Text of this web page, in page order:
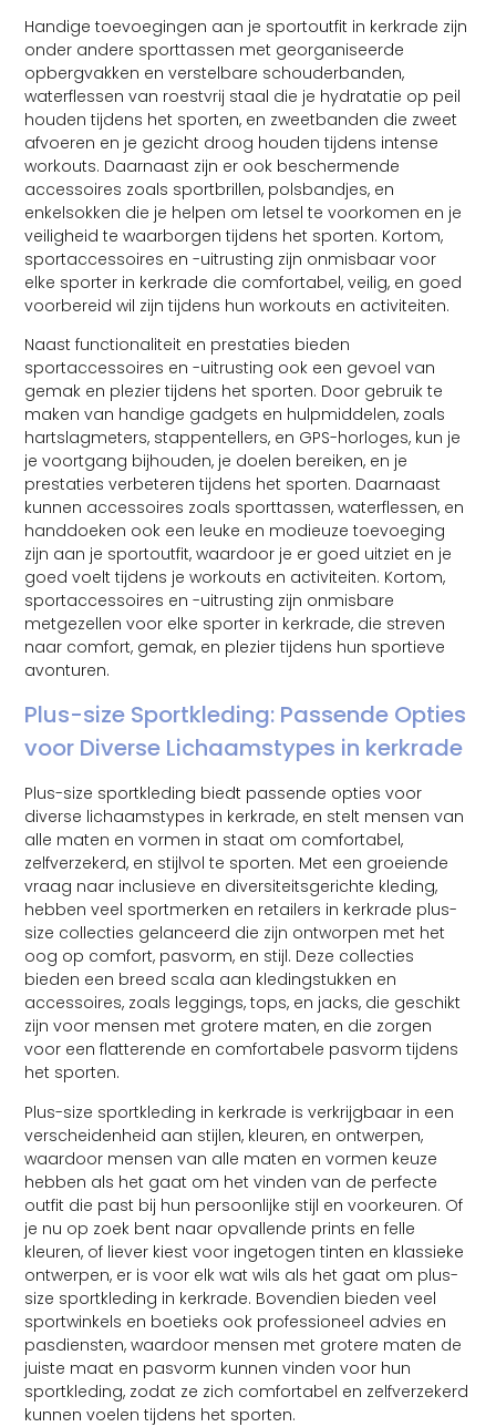
Handige toevoegingen aan je sportoutfit in kerkrade zijn
onder andere sporttassen met georganiseerde
opbergvakken en verstelbare schouderbanden,
waterflessen van roestvrij staal die je hydratatie op peil
houden tijdens het sporten, en zweetbanden die zweet
afvoeren en je gezicht droog houden tijdens intense
workouts. Daarnaast zijn er ook beschermende
accessoires zoals sportbrillen, polsbandjes, en
enkelsokken die je helpen om letsel te voorkomen en je
veiligheid te waarborgen tijdens het sporten. Kortom,
sportaccessoires en -uitrusting zijn onmisbaar voor
elke sporter in kerkrade die comfortabel, veilig, en goed
voorbereid wil zijn tijdens hun workouts en activiteiten.
Naast functionaliteit en prestaties bieden
sportaccessoires en -uitrusting ook een gevoel van
gemak en plezier tijdens het sporten. Door gebruik te
maken van handige gadgets en hulpmiddelen, zoals
hartslagmeters, stappentellers, en GPS-horloges, kun je
je voortgang bijhouden, je doelen bereiken, en je
prestaties verbeteren tijdens het sporten. Daarnaast
kunnen accessoires zoals sporttassen, waterflessen, en
handdoeken ook een leuke en modieuze toevoeging
zijn aan je sportoutfit, waardoor je er goed uitziet en je
goed voelt tijdens je workouts en activiteiten. Kortom,
sportaccessoires en -uitrusting zijn onmisbare
metgezellen voor elke sporter in kerkrade, die streven
naar comfort, gemak, en plezier tijdens hun sportieve
avonturen.
Plus-size Sportkleding: Passende Opties
voor Diverse Lichaamstypes in kerkrade
Plus-size sportkleding biedt passende opties voor
diverse lichaamstypes in kerkrade, en stelt mensen van
alle maten en vormen in staat om comfortabel,
zelfverzekerd, en stijlvol te sporten. Met een groeiende
vraag naar inclusieve en diversiteitsgerichte kleding,
hebben veel sportmerken en retailers in kerkrade plus-
size collecties gelanceerd die zijn ontworpen met het
oog op comfort, pasvorm, en stijl. Deze collecties
bieden een breed scala aan kledingstukken en
accessoires, zoals leggings, tops, en jacks, die geschikt
zijn voor mensen met grotere maten, en die zorgen
voor een flatterende en comfortabele pasvorm tijdens
het sporten.
Plus-size sportkleding in kerkrade is verkrijgbaar in een
verscheidenheid aan stijlen, kleuren, en ontwerpen,
waardoor mensen van alle maten en vormen keuze
hebben als het gaat om het vinden van de perfecte
outfit die past bij hun persoonlijke stijl en voorkeuren. Of
je nu op zoek bent naar opvallende prints en felle
kleuren, of liever kiest voor ingetogen tinten en klassieke
ontwerpen, er is voor elk wat wils als het gaat om plus-
size sportkleding in kerkrade. Bovendien bieden veel
sportwinkels en boetieks ook professioneel advies en
pasdiensten, waardoor mensen met grotere maten de
juiste maat en pasvorm kunnen vinden voor hun
sportkleding, zodat ze zich comfortabel en zelfverzekerd
kunnen voelen tijdens het sporten.